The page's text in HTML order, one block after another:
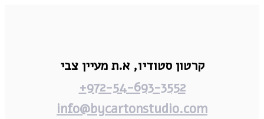
קרטון סטודיו,א.ת מעיין צבי
972-54-693-3552+
info@bycartonstudio.com